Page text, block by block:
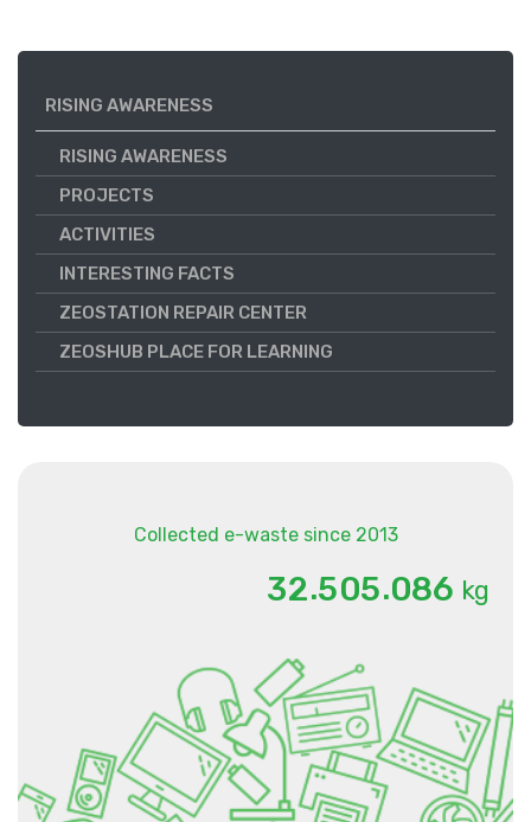
RISING AWARENESS
RISING AWARENESS
PROJECTS
ACTIVITIES
INTERESTING FACTS
ZEOSTATION REPAIR CENTER
ZEOSHUB PLACE FOR LEARNING
Collected e-waste since 2013
32.505.086 kg